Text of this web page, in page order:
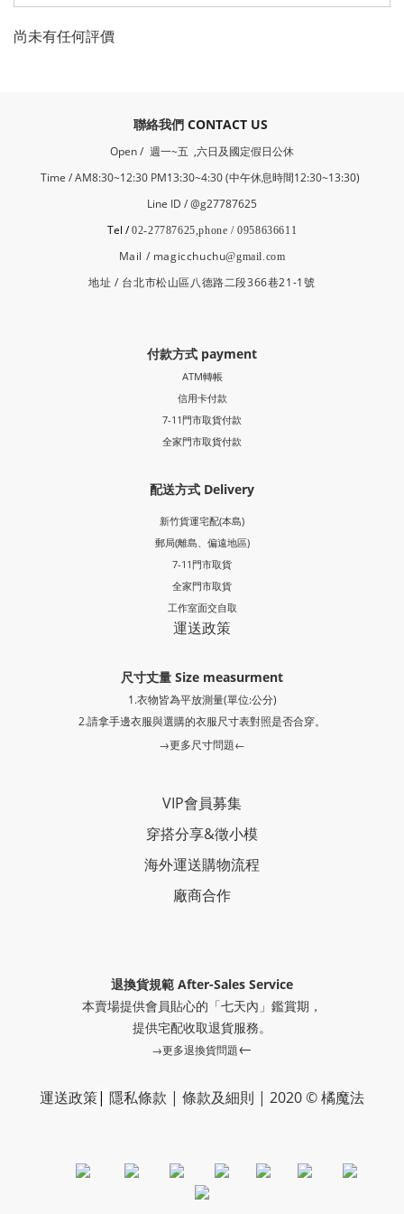
尚未有任何評價
​聯絡我們 CONTACT US
Open / 週一~五 ,六日及國定假日公休
Time / AM8:30~12:30 PM13:30~4:30 (中午休息時間12:30~13:30)
Line ID / @g27787625
Tel /02-27787625,phone / 0958636611
Mail / magicchuchu@gmail.com
地址 / 台北市松山區八德路二段366巷21-1號
付款方式 payment
ATM轉帳
信用卡付款
7-11門市取貨付款
全家門市取貨付款
配送方式 Delivery
新竹貨運宅配(本島)
郵局(離島、偏遠地區)
7-11門市取貨
全家門市取貨
工作室面交自取
運送政策
尺寸丈量 Size measurment
1.衣物皆為平放測量(單位:公分)
2.請拿手邊衣服與選購的衣服尺寸表對照是否合穿。
→更多尺寸問題←
VIP會員募集
穿搭分享&徵小模
海外運送購物流程
廠商合作
退換貨規範 After-Sales Service
本賣場提供會員貼心的「七天內」鑑賞期，
提供宅配收取退貨服務。
→更多退換貨問題←
運送政策| 隱私條款 | 條款及細則 | 2020 © 橘魔法